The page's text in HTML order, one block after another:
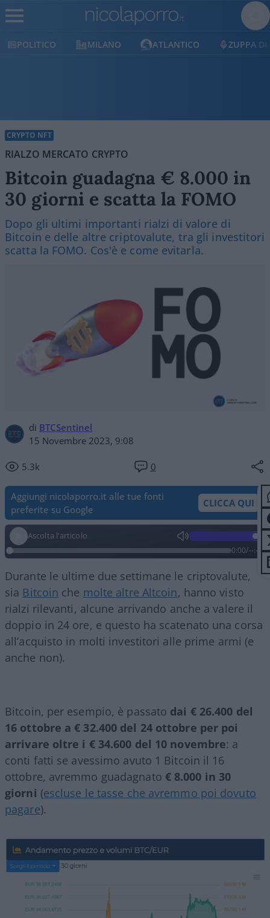
MILANO ATLANTICO ZUPPA DI PORRO
CRYPTO NFT
RIALZO MERCATO CRYPTO
Bitcoin guadagna € 8.000 in
30 giorni e scatta la FOMO
Dopo gli ultimi importanti rialzi di valore di
Bitcoin e delle altre criptovalute, tra gli investitori
scatta la FOMO. Cos'è e come evitarla.
di BTCSentinel
15 Novembre 2023, 9:08
5.3k 0
Aggiungi nicolaporro.it alle tue fonti
preferite su Google
CLICCA QUI
Ascolta l'articolo
0:00/--:--
Durante le ultime due settimane le criptovalute,
sia Bitcoin che molte altre Altcoin, hanno visto
rialzi rilevanti, alcune arrivando anche a valere il
doppio in 24 ore, e questo ha scatenato una corsa
all’acquisto in molti investitori alle prime armi (e
anche non).
Bitcoin, per esempio, è passato dai € 26.400 del
16 ottobre a € 32.400 del 24 ottobre per poi
arrivare oltre i € 34.600 del 10 novembre: a
conti fatti se avessimo avuto 1 Bitcoin il 16
ottobre, avremmo guadagnato € 8.000 in 30
giorni (escluse le tasse che avremmo poi dovuto
pagare).